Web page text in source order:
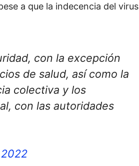
a que la indecencia del virus
con la excepción
de salud, así como la
colectiva y los
con las autoridades